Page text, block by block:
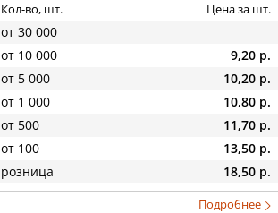
Кол-во, шт. Цена за шт.
от 30 000
от 10 000
9,20 р.
от 5 000
10,20 р.
от 1 000
10,80 р.
от 500
11,70 р.
от 100
13,50 р.
розница
18,50 р.
Подробнее